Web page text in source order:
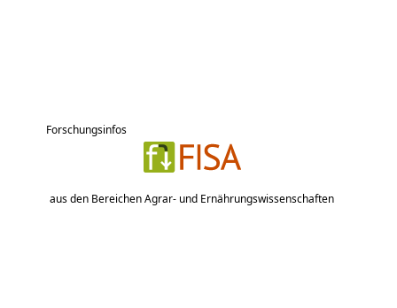
Forschungsinfos
aus den Bereichen Agrar- und Ernährungswissenschaften